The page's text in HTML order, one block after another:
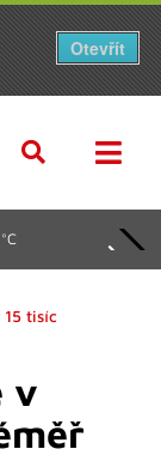
tisíc
v
Otevřít